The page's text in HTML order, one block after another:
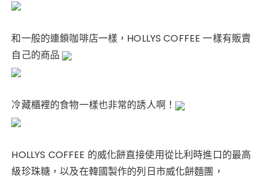
和一般的連鎖咖啡店一樣，HOLLYS COFFEE 一樣有販賣
自己的商品
冷藏櫃裡的食物一樣也非常的誘人啊！
HOLLYS COFFEE 的威化餅直接使用從比利時進口的最高
級珍珠糖，以及在韓國製作的列日市威化餅麵團，